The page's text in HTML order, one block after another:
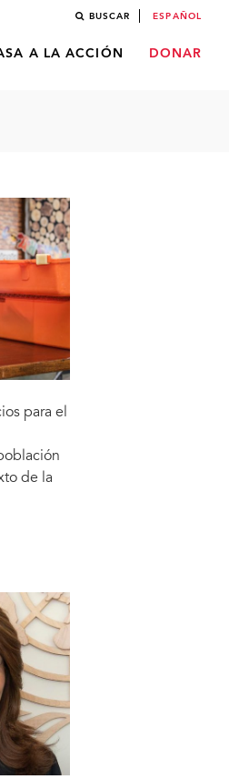
BUSCAR ESPAÑOL
A LA ACCIÓN DONAR
para el
de la